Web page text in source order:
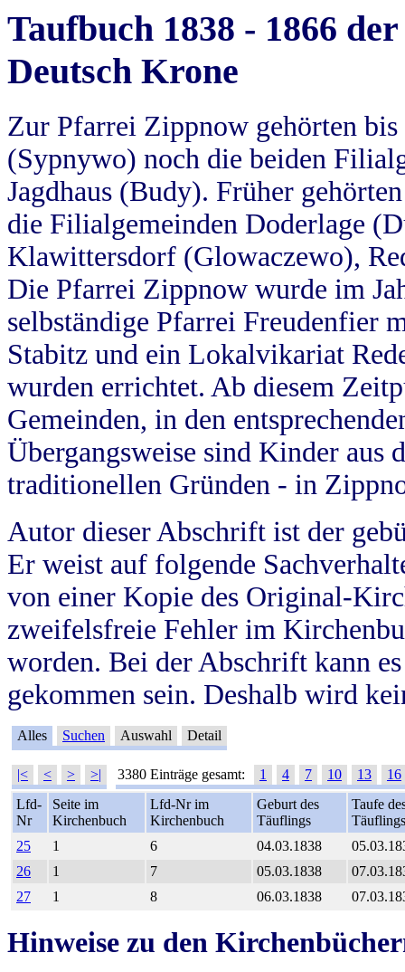
Taufbuch 1838 - 1866
Deutsch Krone
Zur Pfarrei Zippnow gehörten
(Sypnywo) noch die beiden
Jagdhaus (Budy). Früher
die Filialgemeinden Doderlage
Klawittersdorf (Glowaczewo),
Die Pfarrei Zippnow wurde im
selbständige Pfarrei Freudenfier
Stabitz und ein Lokalvikariat
wurden errichtet. Ab diesem
Gemeinden, in den
Übergangsweise sind Kinder aus
traditionellen Gründen - in
Autor dieser Abschrift ist der
Er weist auf folgende
von einer Kopie des Original-
zweifelsfreie Fehler im
worden. Bei der Abschrift kann
gekommen sein. Deshalb wird
Alles Suchen Auswahl Detail
|< < > >| 3380 Einträge gesamt: 1 4 7 10 13
16
Lfd-
Nr
Seite im
Kirchenbuch
Lfd-Nr im
Kirchenbuch
Geburt des
Täuflings
Taufe
Täuflings
25
1 6 04.03.1838
26
1 7 05.03.1838
27
1 8 06.03.1838
Hinweise zu den